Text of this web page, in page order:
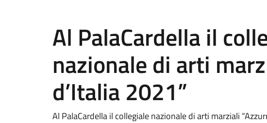
Al PalaCardella il
nazionale di arti
d’Italia 2021”
Al PalaCardella il collegiale nazionale di arti marziali